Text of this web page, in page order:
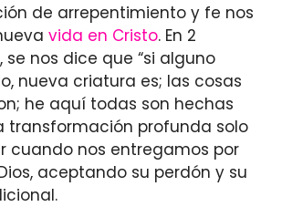
de arrepentimiento y fe nos
vida en Cristo. En 2
se nos dice que “si alguno
nueva criatura es; las cosas
he aquí todas son hechas
transformación profunda solo
cuando nos entregamos por
aceptando su perdón y su